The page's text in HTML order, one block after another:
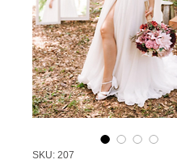
SKU: 207